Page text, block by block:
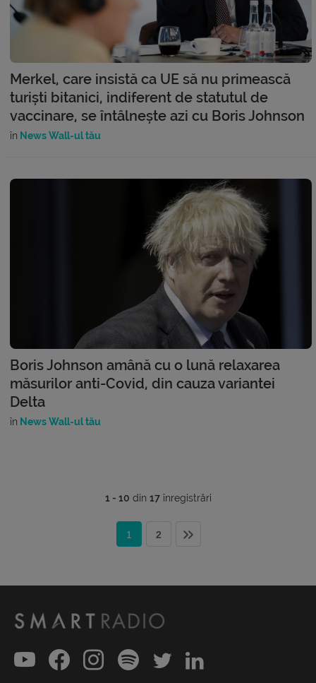
Merkel, care insistă ca UE să nu primească
turiști bitanici, indiferent de statutul de
vaccinare, se întâlnește azi cu Boris Johnson
în News Wall-ul tău
Boris Johnson amână cu o lună relaxarea
măsurilor anti-Covid, din cauza variantei
Delta
în News Wall-ul tău
1 - 10 din 17înregistrări
1 2